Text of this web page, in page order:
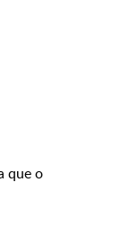
que o